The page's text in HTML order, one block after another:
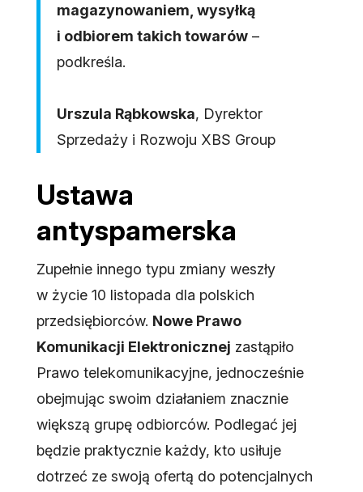
magazynowaniem, wysyłką
i odbiorem takich towarów–
podkreśla.
Urszula Rąbkowska, Dyrektor
Sprzedaży i Rozwoju XBS Group
Ustawa
antyspamerska
Zupełnie innego typu zmiany weszły
w życie 10 listopada dla polskich
przedsiębiorców. Nowe Prawo
Komunikacji Elektronicznej zastąpiło
Prawo telekomunikacyjne, jednocześnie
obejmując swoim działaniem znacznie
większą grupę odbiorców. Podlegać jej
będzie praktycznie każdy, kto usiłuje
dotrzeć ze swoją ofertą do potencjalnych